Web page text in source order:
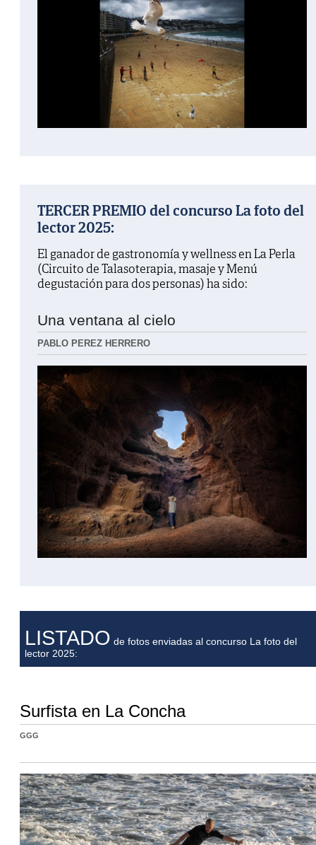
TERCER PREMIO del concurso La foto del
lector 2025:
El ganador de gastronomía y wellness en La Perla
(Circuito de Talasoterapia, masaje y Menú
degustación para dos personas) ha sido:
Una ventana al cielo
PABLO PEREZ HERRERO
LISTADO de fotos enviadas al concurso La foto del
lector 2025:
Surfista en La Concha
GGG